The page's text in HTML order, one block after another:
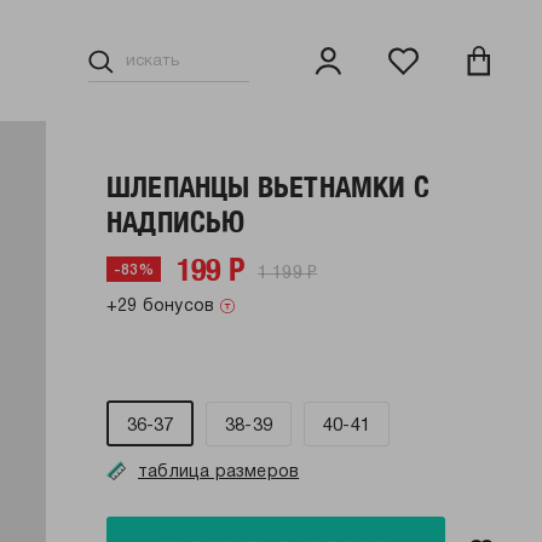
ШЛЕПАНЦЫ ВЬЕТНАМКИ С
НАДПИСЬЮ
-83% 199 Р 1 199 Р
+29 бонусов
36-37 38-39 40-41
таблица размеров